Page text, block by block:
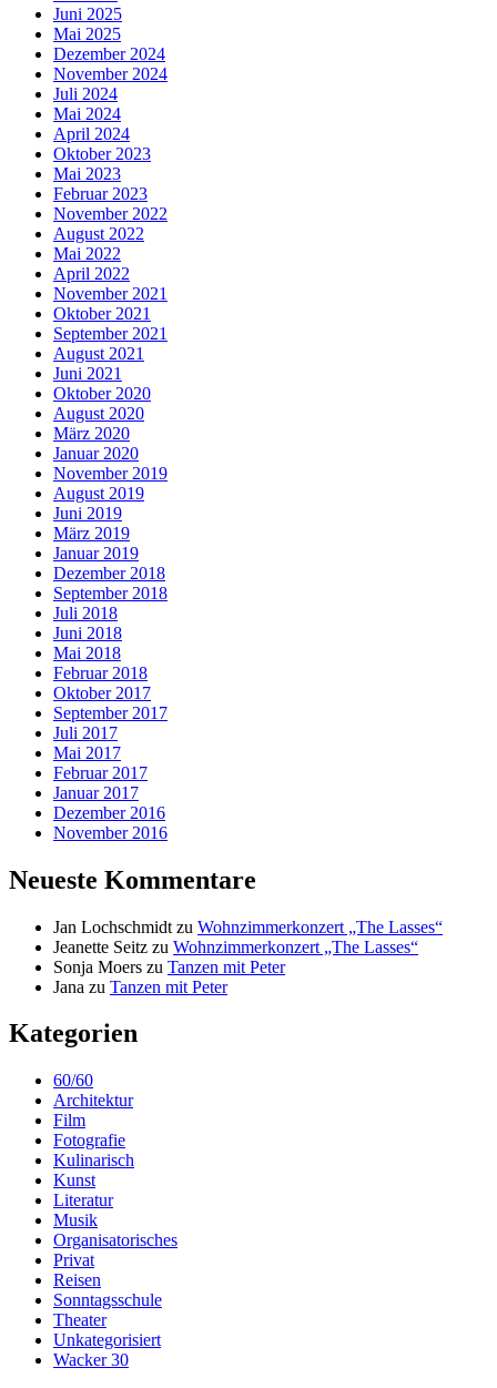
Juni 2025
Mai 2025
Dezember 2024
November 2024
Juli 2024
Mai 2024
April 2024
Oktober 2023
Mai 2023
Februar 2023
November 2022
August 2022
Mai 2022
April 2022
November 2021
Oktober 2021
September 2021
August 2021
Juni 2021
Oktober 2020
August 2020
März 2020
Januar 2020
November 2019
August 2019
Juni 2019
März 2019
Januar 2019
Dezember 2018
September 2018
Juli 2018
Juni 2018
Mai 2018
Februar 2018
Oktober 2017
September 2017
Juli 2017
Mai 2017
Februar 2017
Januar 2017
Dezember 2016
November 2016
Neueste Kommentare
Jan Lochschmidt zu Wohnzimmerkonzert „The Lasses“
Jeanette Seitz zu Wohnzimmerkonzert „The Lasses“
Sonja Moers zu Tanzen mit Peter
Jana zu Tanzen mit Peter
Kategorien
60/60
Architektur
Film
Fotografie
Kulinarisch
Kunst
Literatur
Musik
Organisatorisches
Privat
Reisen
Sonntagsschule
Theater
Unkategorisiert
Wacker 30